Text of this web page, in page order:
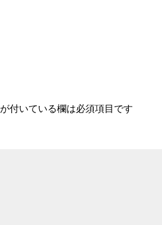
が付いている欄は必須項目です